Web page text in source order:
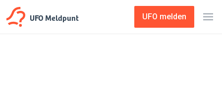
UFO Meldpunt UFO melden